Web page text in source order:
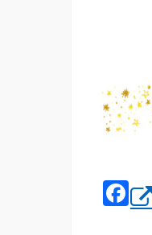
F
a